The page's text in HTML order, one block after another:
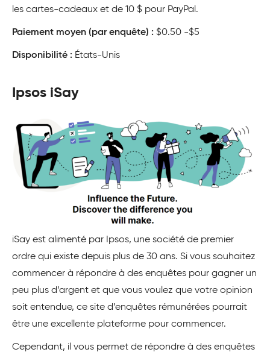
les cartes-cadeaux et de 10 $ pour PayPal.
Paiement moyen (par enquête) : $0.50 -$5
Disponibilité : États-Unis
Ipsos iSay
iSay est alimenté par Ipsos, une société de premier
ordre qui existe depuis plus de 30 ans. Si vous souhaitez
commencer à répondre à des enquêtes pour gagner un
peu plus d’argent et que vous voulez que votre opinion
soit entendue, ce site d’enquêtes rémunérées pourrait
être une excellente plateforme pour commencer.
Cependant, il vous permet de répondre à des enquêtes